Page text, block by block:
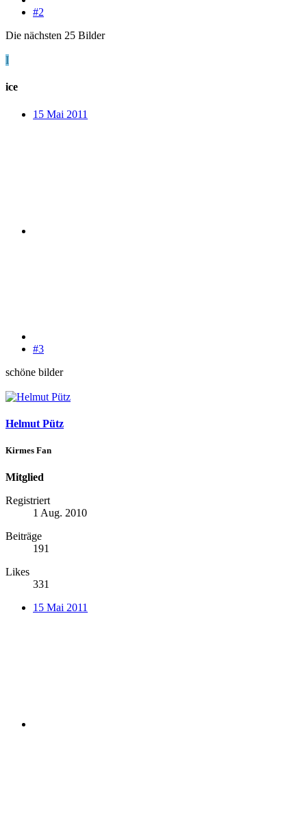
#2
Die nächsten 25 Bilder
I
ice
15 Mai 2011
#3
schöne bilder
Helmut Pütz
Kirmes Fan
Mitglied
Registriert
1 Aug. 2010
Beiträge
191
Likes
331
15 Mai 2011